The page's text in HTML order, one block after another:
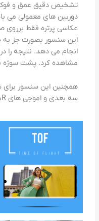
تشخیص دقیق عمق و
دوربین های معمولی می
عکاسی پرتره فقط
این سنسور بصورت جز به
انجام می دهد. نتیجه را
مشاهده کرد. پشت سوژه
همچنین این سنسور
سه بعدی و اموجی های AR کاربرد دارد.